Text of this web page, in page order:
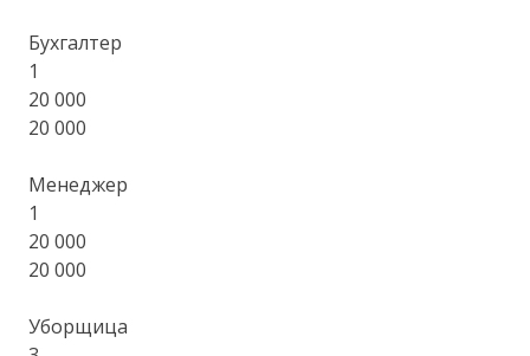
Бухгалтер
1
20 000
20 000
Менеджер
1
20 000
20 000
Уборщица